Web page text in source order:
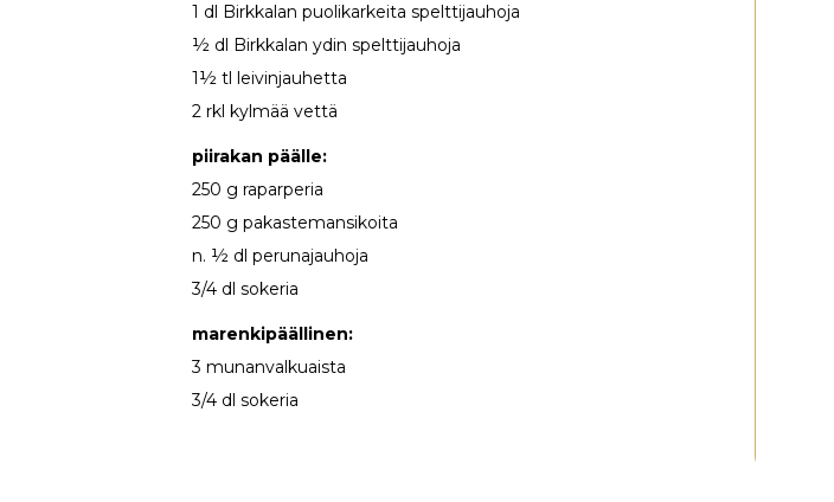
1 dl Birkkalan puolikarkeita spelttijauhoja
½ dl Birkkalan ydin spelttijauhoja
1½ tl leivinjauhetta
2 rkl kylmää vettä
piirakan päälle:
250 g raparperia
250 g pakastemansikoita
n. ½ dl perunajauhoja
3/4 dl sokeria
marenkipäällinen:
3 munanvalkuaista
3/4 dl sokeria